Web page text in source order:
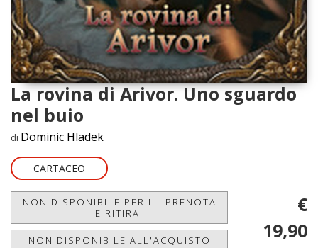
La rovina di Arivor. Uno sguardo
nel buio
di Dominic Hladek
CARTACEO
NON DISPONIBILE PER IL 'PRENOTA
E RITIRA'
NON DISPONIBILE ALL'ACQUISTO
€
19,90